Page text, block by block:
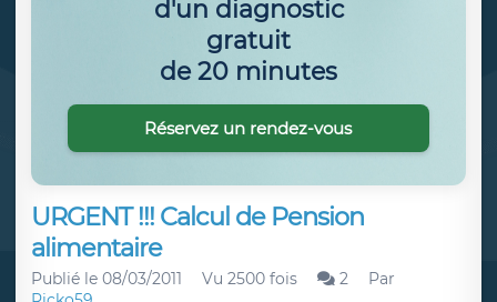
URGENT !!! Calcul de Pension
alimentaire
Publié le 08/03/2011 Vu 2500 fois 2
Par
d'un diagnostic
gratuit
de 20 minutes
Réservez un rendez-vous